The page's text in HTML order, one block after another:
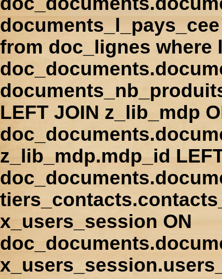
from doc_lignes where
LEFT JOIN z_lib_mdp
z_lib_mdp.mdp_id
x_users_session ON